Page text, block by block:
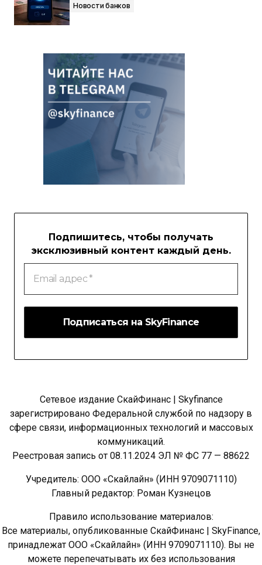
Новости банков
Подпишитесь, чтобы получать
эксклюзивный контент каждый день.
Email
адрес
Сетевое издание СкайФинанс | Skyfinance
зарегистрировано Федеральной службой по надзору в
сфере связи, информационных технологий и массовых
коммуникаций.
Реестровая запись от 08.11.2024 ЭЛ № ФС 77 — 88622
Учредитель: ООО «Скайлайн» (ИНН 9709071110)
Главный редактор: Роман Кузнецов
Правило использование материалов:
Все материалы, опубликованные СкайФинанс | SkyFinance,
принадлежат ООО «Скайлайн» (ИНН 9709071110). Вы не
можете перепечатывать их без использования